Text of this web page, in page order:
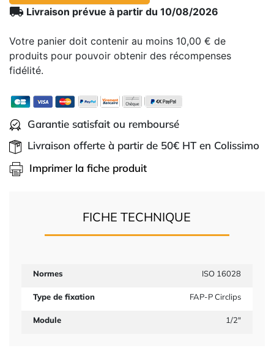
local_shipping Livraison prévue à partir du 10/08/2026
Votre panier doit contenir au moins 10,00 € de
produits pour pouvoir obtenir des récompenses
fidélité.
Garantie satisfait ou remboursé
Livraison offerte à partir de 50€ HT en Colissimo
Imprimer la fiche produit
FICHE TECHNIQUE
Normes ISO 16028
Type de fixation FAP-P Circlips
Module 1/2"